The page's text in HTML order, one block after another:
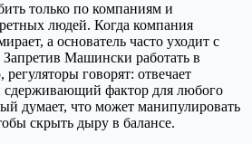
только по компаниям и
людей. Когда компания
а основатель часто уходит с
Машински работать в
говорят: отвечает
сдерживающий фактор для любого
думает, что может манипулировать
скрыть дыру в балансе.